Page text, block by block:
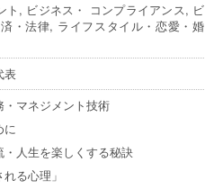
ト, ビジネス・ コンプライアンス, ビ
・法律, ライフスタイル・恋愛・婚
表
マネジメント技術
に
人生を楽しくする秘訣
る心理」